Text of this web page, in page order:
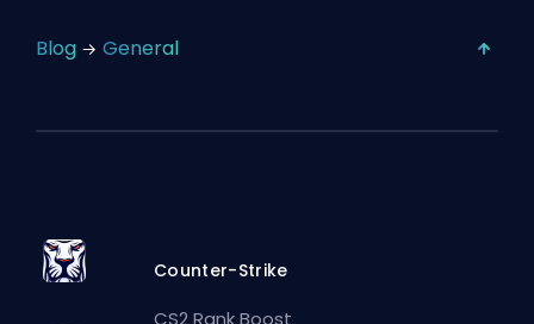
Blog General
Counter-Strike
CS2 Rank Boost